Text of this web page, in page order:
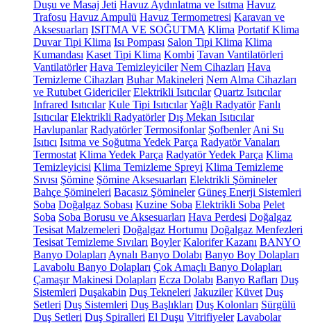
Duşu ve Masaj Jeti Havuz Aydınlatma ve Isıtma Havuz
Trafosu Havuz Ampulü Havuz Termometresi Karavan ve
Aksesuarları ISITMA VE SOĞUTMA Klima Portatif Klima
Duvar Tipi Klima Isı Pompası Salon Tipi Klima Klima
Kumandası Kaset Tipi Klima Kombi Tavan Vantilatörleri
Vantilatörler Hava Temizleyiciler Nem Cihazları Hava
Temizleme Cihazları Buhar Makineleri Nem Alma Cihazları
ve Rutubet Gidericiler Elektrikli Isıtıcılar Quartz Isıtıcılar
Infrared Isıtıcılar Kule Tipi IsıtıcılarYağlı Radyatör Fanlı
Isıtıcılar Elektrikli Radyatörler Dış Mekan Isıtıcılar
Havlupanlar Radyatörler Termosifonlar Şofbenler Ani Su
Isıtıcı Isıtma ve Soğutma Yedek Parça Radyatör Vanaları
Termostat Klima Yedek Parça Radyatör Yedek Parça Klima
Temizleyicisi Klima Temizleme Spreyi Klima Temizleme
Sıvısı Şömine Şömine Aksesuarları Elektrikli Şömineler
Bahçe Şömineleri Bacasız Şömineler Güneş Enerji Sistemleri
Soba Doğalgaz Sobası Kuzine Soba Elektrikli Soba Pelet
Soba Soba Borusu ve Aksesuarları Hava Perdesi Doğalgaz
Tesisat Malzemeleri Doğalgaz Hortumu Doğalgaz Menfezleri
Tesisat Temizleme Sıvıları Boyler Kalorifer Kazanı BANYO
Banyo Dolapları Aynalı Banyo Dolabı Banyo Boy Dolapları
Lavabolu Banyo Dolapları Çok Amaçlı Banyo Dolapları
Çamaşır Makinesi Dolapları Ecza Dolabı Banyo Rafları Duş
Sistemleri Duşakabin Duş Tekneleri Jakuziler Küvet Duş
Setleri Duş Sistemleri Duş Başlıkları Duş Kolonları Sürgülü
Duş Setleri Duş Spiralleri El Duşu Vitrifiyeler Lavabolar